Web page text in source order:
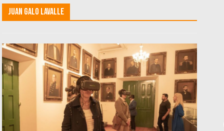
Juan Galo Lavalle